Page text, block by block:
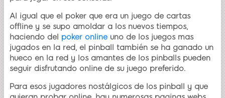
Al igual que el poker que era un juego de cartas
offline y se supo amoldar a los nuevos tiempos,
haciendo del poker online uno de los juegos mas
jugados en la red, el pinball también se ha ganado un
hueco en la red y los amantes de los pinballs pueden
seguir disfrutando online de su juego preferido.
Para esos jugadores nostálgicos de los pinball y que